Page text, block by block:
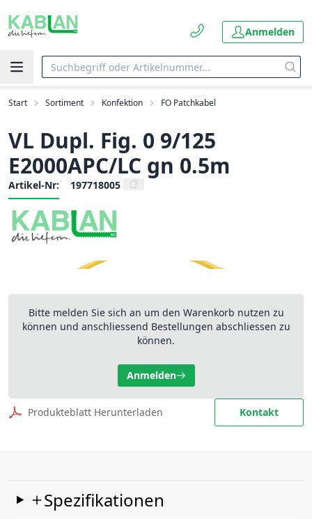
Anmelden
Start Sortiment Konfektion FO Patchkabel
VL Dupl. Fig. 0 9/125
E2000APC/LC gn 0.5m
Artikel-Nr: 197718005
Bitte melden Sie sich an um den Warenkorb nutzen zu
können und anschliessend Bestellungen abschliessen zu
können.
Anmelden
Produkteblatt Herunterladen Kontakt
Spezifikationen